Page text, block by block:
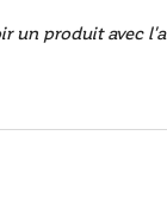
un produit avec